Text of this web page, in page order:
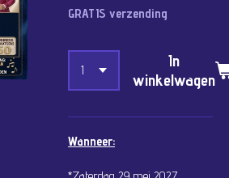
GRATIS verzending
In
winkelwagen
Wanneer: